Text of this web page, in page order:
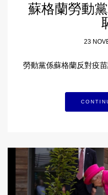
蘇格蘭勞動
23
勞動黨係蘇格蘭反對疫